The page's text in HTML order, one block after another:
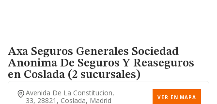
Calle Bravo Murillo, 28020,
Madrid, Madrid
VER EN MAPA
915178209
Axa Seguros Generales Sociedad
Anonima De Seguros Y Reaseguros
en Coslada (2 sucursales)
Avenida De La Constitucion,
33, 28821, Coslada, Madrid
VER EN MAPA